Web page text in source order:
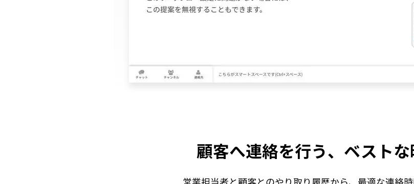
顧客へ連絡を行う、ベスト